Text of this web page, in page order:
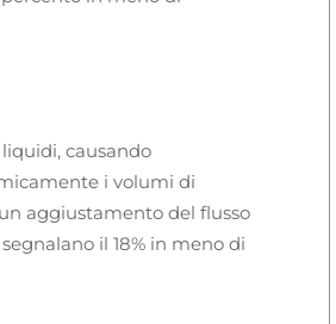
causando
i volumi di
aggiustamento del flusso
il 18% in meno di